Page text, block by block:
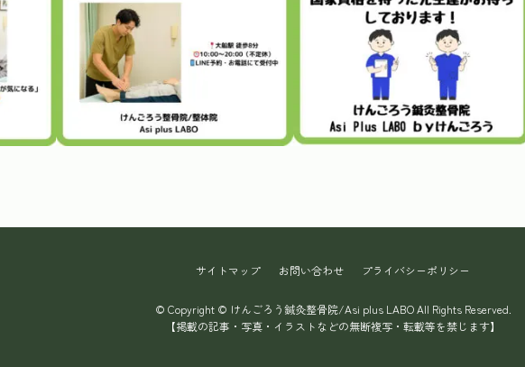
サイトマップ お問い合わせ プライバシーポリシー
© Copyright © けんごろう鍼灸整骨院/Asi plus LABO All Rights Reserved.
【掲載の記事・写真・イラストなどの無断複写・転載等を禁じます】